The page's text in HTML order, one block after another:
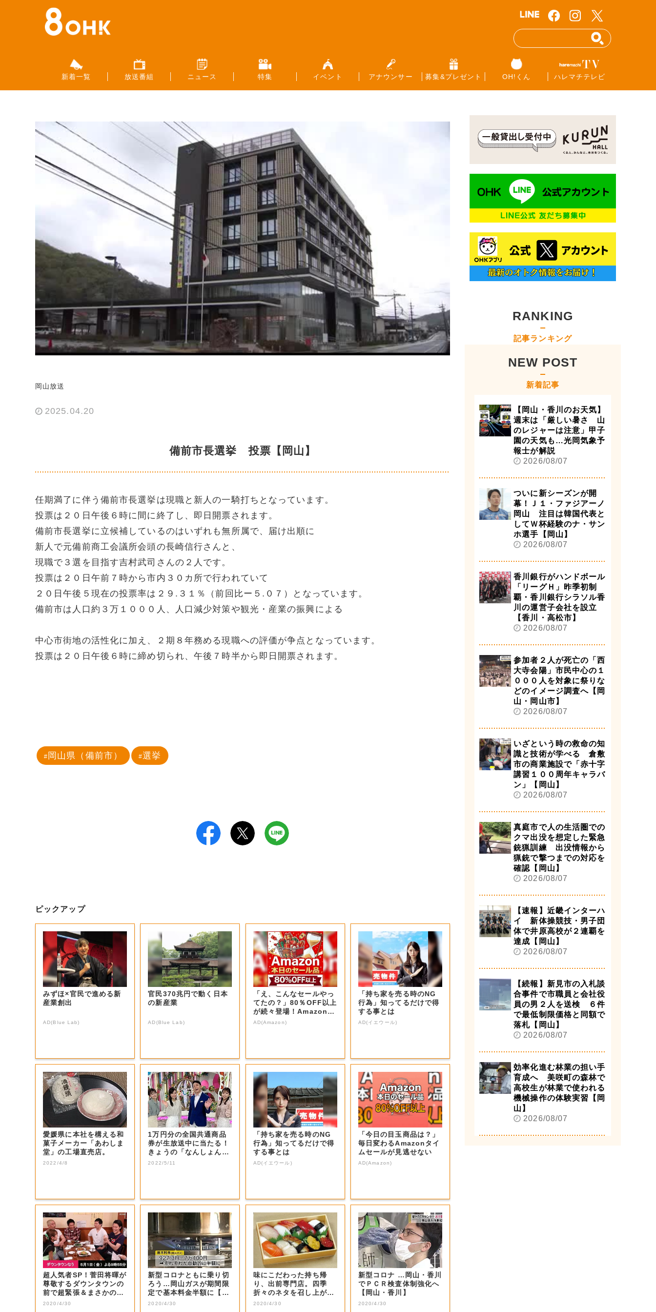
新着一覧 放送番組 ニュース 特集 イベント アナウンサー 募集&プレゼント OH!くん ハレマチテレビ
岡山放送
2025.04.20
備前市長選挙 投票【岡山】
任期満了に伴う備前市長選挙は現職と新人の一騎打ちとなっています。
投票は２０日午後６時に間に終了し、即日開票されます。
備前市長選挙に立候補しているのはいずれも無所属で、届け出順に
新人で元備前商工会議所会頭の長崎信行さんと、
現職で３選を目指す吉村武司さんの２人です。
投票は２０日午前７時から市内３０カ所で行われていて
２０日午後５現在の投票率は２９.３１％（前回比ー５.０７）となっています。
備前市は人口約３万１０００人、人口減少対策や観光・産業の振興による
中心市街地の活性化に加え、２期８年務める現職への評価が争点となっています。
投票は２０日午後６時に締め切られ、午後７時半から即日開票されます。
岡山県（備前市） 選挙
ピックアップ
みずほ×官民で進める新
産業創出
AD(Blue Lab)
官民370兆円で動く日本
の新産業
AD(Blue Lab)
「え、こんなセールやっ
てたの？」80％OFF以上
が続々登場！Amazonの
本気が...
AD(Amazon)
「持ち家を売る時のNG
行為」知ってるだけで得
する事とは
AD(イエウール)
愛媛県に本社を構える和
菓子メーカー「あわしま
堂」の工場直売店。
2022/4/8
1万円分の全国共通商品
券が生放送中に当たる！
きょうの「なんしょん？
生電話クイズ」...
2022/5/11
「持ち家を売る時のNG
行為」知ってるだけで得
する事とは
AD(イエウール)
「今日の目玉商品は？」
毎日変わるAmazonタイ
ムセールが見逃せない
AD(Amazon)
超人気者SP！菅田将暉が
尊敬するダウンタウンの
前で超緊張＆まさかの大
号泣！思いを...
2020/4/30
新型コロナともに乗り切
ろう…岡山ガスが期間限
定で基本料金半額に【岡
山・岡山市】
2020/4/30
味にこだわった持ち帰
り、出前専門店。四季
折々のネタを召し上が
れ。
2020/4/30
新型コロナ …岡山・香川
でＰＣＲ検査体制強化へ
【岡山・香川】
2020/4/30
RANKING
記事ランキング
NEW POST
新着記事
【岡山・香川のお天気】
週末は「厳しい暑さ 山
のレジャーは注意」甲子
園の天気も…光岡気象予
報士が解説
2026/08/07
ついに新シーズンが開
幕！Ｊ１・ファジアーノ
岡山 注目は韓国代表と
してＷ杯経験のナ・サン
ホ選手【岡山】
2026/08/07
香川銀行がハンドボール
「リーグＨ」昨季初制
覇・香川銀行シラソル香
川の運営子会社を設立
【香川・高松市】
2026/08/07
参加者２人が死亡の「西
大寺会陽」市民中心の１
０００人を対象に祭りな
どのイメージ調査へ【岡
山・岡山市】
2026/08/07
いざという時の救命の知
識と技術が学べる 倉敷
市の商業施設で「赤十字
講習１００周年キャラバ
ン」【岡山】
2026/08/07
真庭市で人の生活圏での
クマ出没を想定した緊急
銃猟訓練 出没情報から
猟銃で撃つまでの対応を
確認【岡山】
2026/08/07
【速報】近畿インターハ
イ 新体操競技・男子団
体で井原高校が２連覇を
達成【岡山】
2026/08/07
【続報】新見市の入札談
合事件で市職員と会社役
員の男２人を送検 ６件
で最低制限価格と同額で
落札【岡山】
2026/08/07
効率化進む林業の担い手
育成へ 美咲町の森林で
高校生が林業で使われる
機械操作の体験実習【岡
山】
2026/08/07